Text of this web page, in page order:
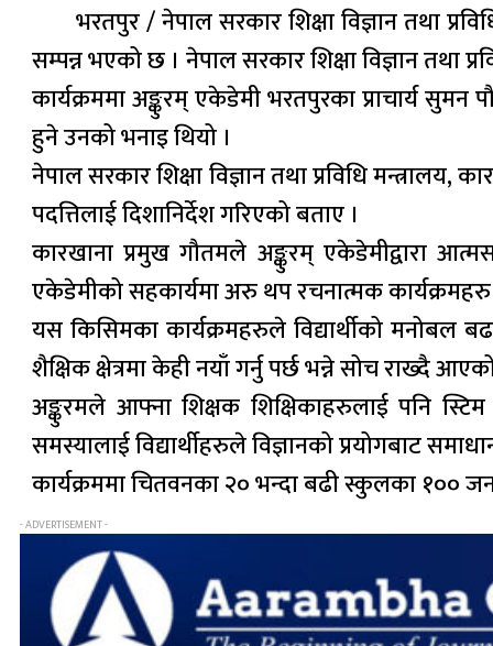
भरतपुर / नेपाल सरकार शिक्षा विज्ञान तथा
सम्पन्न भएको छ । नेपाल सरकार शिक्षा विज्ञान तथा
कार्यक्रममा अङ्कुरम् एकेडेमी भरतपुरका प्राचार्य सुमन
हुने उनको भनाइ थियो ।
नेपाल सरकार शिक्षा विज्ञान तथा प्रविधि मन्त्रालय,
पदत्तिलाई दिशानिर्देश गरिएको बताए ।
कारखाना प्रमुख गौतमले अङ्कुरम् एकेडेमीद्वारा
एकेडेमीको सहकार्यमा अरु थप रचनात्मक
यस किसिमका कार्यक्रमहरुले विद्यार्थीको मनोबल
शैक्षिक क्षेत्रमा केही नयाँ गर्नु पर्छ भन्ने सोच राख्दै
अङ्कुरमले आफ्ना शिक्षक शिक्षिकाहरुलाई पनि
समस्यालाई विद्यार्थीहरुले विज्ञानको प्रयोगबाट
कार्यक्रममा चितवनका २० भन्दा बढी स्कुलका १००
- ADVERTISEMENT -